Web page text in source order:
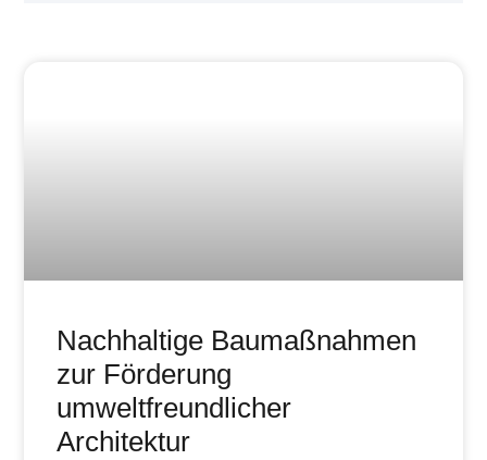
Nachhaltige Baumaßnahmen
zur Förderung
umweltfreundlicher
Architektur